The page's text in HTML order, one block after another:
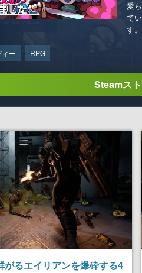
愛
て
す。
ー RPG
Steamス
がるエイリアンを爆砕する4